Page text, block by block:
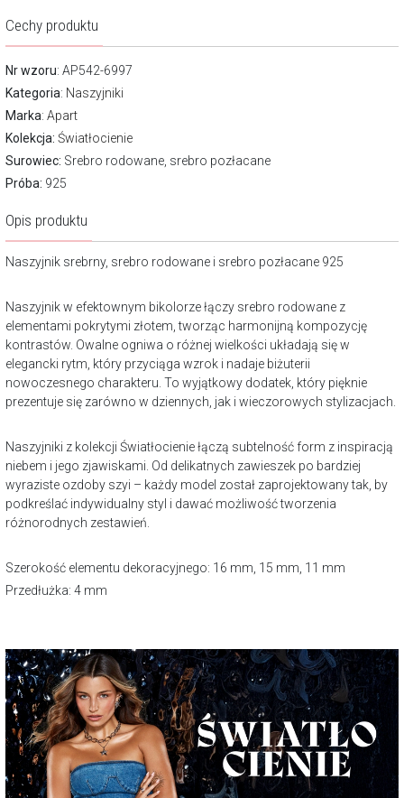
Cechy produktu
Nr wzoru: AP542-6997
Kategoria: Naszyjniki
Marka: Apart
Kolekcja: Światłocienie
Surowiec: Srebro rodowane, srebro pozłacane
Próba: 925
Opis produktu
Naszyjnik srebrny, srebro rodowane i srebro pozłacane 925
Naszyjnik w efektownym bikolorze łączy srebro rodowane z
elementami pokrytymi złotem, tworząc harmonijną kompozycję
kontrastów. Owalne ogniwa o różnej wielkości układają się w
elegancki rytm, który przyciąga wzrok i nadaje biżuterii
nowoczesnego charakteru. To wyjątkowy dodatek, który pięknie
prezentuje się zarówno w dziennych, jak i wieczorowych stylizacjach.
Naszyjniki z kolekcji Światłocienie łączą subtelność form z inspiracją
niebem i jego zjawiskami. Od delikatnych zawieszek po bardziej
wyraziste ozdoby szyi – każdy model został zaprojektowany tak, by
podkreślać indywidualny styl i dawać możliwość tworzenia
różnorodnych zestawień.
Szerokość elementu dekoracyjnego: 16 mm, 15 mm, 11 mm
Przedłużka: 4 mm